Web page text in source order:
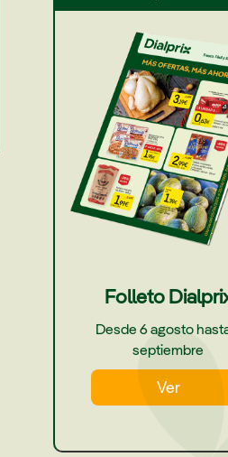
Folleto
Desde 6 agosto
septiembre
Ver